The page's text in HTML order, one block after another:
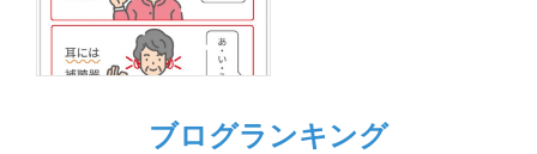
ブログランキング